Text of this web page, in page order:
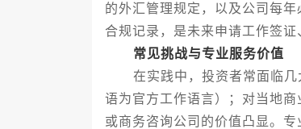
的外汇管理规定，以及公司每
合规记录，是未来申请工作签证
常见挑战与专业服务价值
在实践中，投资者常面临几
语为官方工作语言）；对当地
或商务咨询公司的价值凸显。